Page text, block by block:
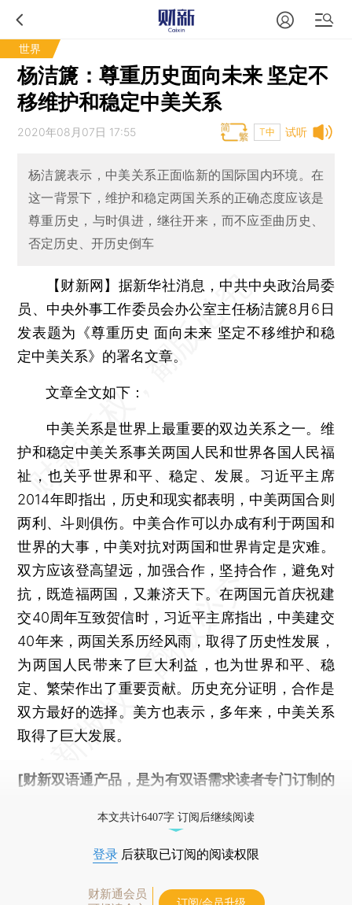
世界
杨洁篪：尊重历史面向未来 坚定不
移维护和稳定中美关系
试听
2020年08月07日 17:55 T中
杨洁篪表示，中美关系正面临新的国际国内环境。在
这一背景下，维护和稳定两国关系的正确态度应该是
尊重历史，与时俱进，继往开来，而不应歪曲历史、
否定历史、开历史倒车
【财新网】 据新华社消息，中共中央政治局委
员、中央外事工作委员会办公室主任杨洁篪8月6日
发表题为《尊重历史 面向未来 坚定不移维护和稳
定中美关系》的署名文章。
文章全文如下：
中美关系是世界上最重要的双边关系之一。维
护和稳定中美关系事关两国人民和世界各国人民福
祉，也关乎世界和平、稳定、发展。习近平主席
2014年即指出，历史和现实都表明，中美两国合则
两利、斗则俱伤。中美合作可以办成有利于两国和
世界的大事，中美对抗对两国和世界肯定是灾难。
双方应该登高望远，加强合作，坚持合作，避免对
抗，既造福两国，又兼济天下。在两国元首庆祝建
交40周年互致贺信时，习近平主席指出，中美建交
40年来，两国关系历经风雨，取得了历史性发展，
为两国人民带来了巨大利益，也为世界和平、稳
定、繁荣作出了重要贡献。历史充分证明，合作是
双方最好的选择。美方也表示，多年来，中美关系
取得了巨大发展。
[财新双语通产品，是为有双语需求读者专门订制的
本文共计6407字 订阅后继续阅读
登录 后获取已订阅的阅读权限
财新通会员